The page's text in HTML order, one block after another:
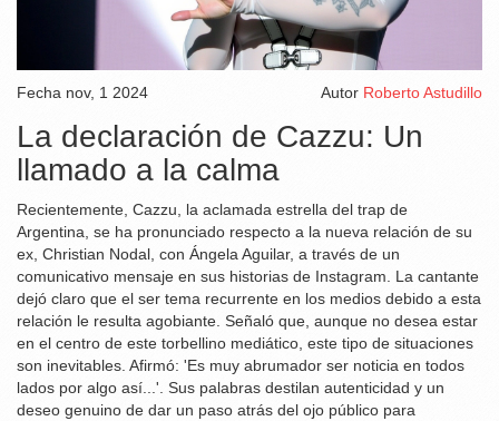
Fecha nov, 1 2024 Autor Roberto Astudillo
La declaración de Cazzu: Un
llamado a la calma
Recientemente, Cazzu, la aclamada estrella del trap de
Argentina, se ha pronunciado respecto a la nueva relación de su
ex, Christian Nodal, con Ángela Aguilar, a través de un
comunicativo mensaje en sus historias de Instagram. La cantante
dejó claro que el ser tema recurrente en los medios debido a esta
relación le resulta agobiante. Señaló que, aunque no desea estar
en el centro de este torbellino mediático, este tipo de situaciones
son inevitables. Afirmó: 'Es muy abrumador ser noticia en todos
lados por algo así...'. Sus palabras destilan autenticidad y un
deseo genuino de dar un paso atrás del ojo público para